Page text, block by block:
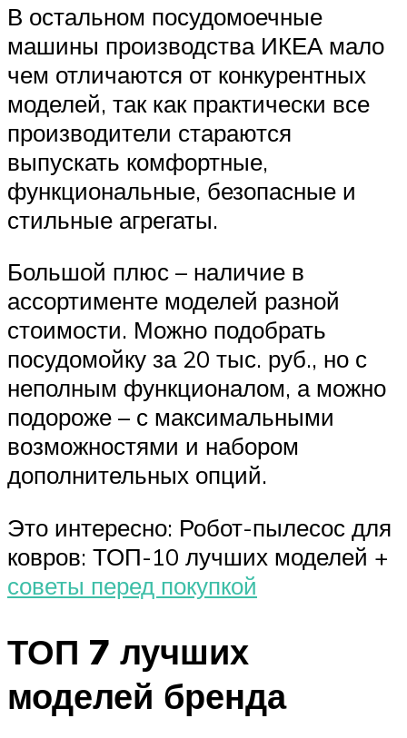
В остальном посудомоечные
машины производства ИКЕА мало
чем отличаются от конкурентных
моделей, так как практически все
производители стараются
выпускать комфортные,
функциональные, безопасные и
стильные агрегаты.
Большой плюс – наличие в
ассортименте моделей разной
стоимости. Можно подобрать
посудомойку за 20 тыс. руб., но с
неполным функционалом, а можно
подороже – с максимальными
возможностями и набором
дополнительных опций.
Это интересно: Робот-пылесос для
ковров: ТОП-10 лучших моделей +
советы перед покупкой
ТОП 7 лучших
моделей бренда